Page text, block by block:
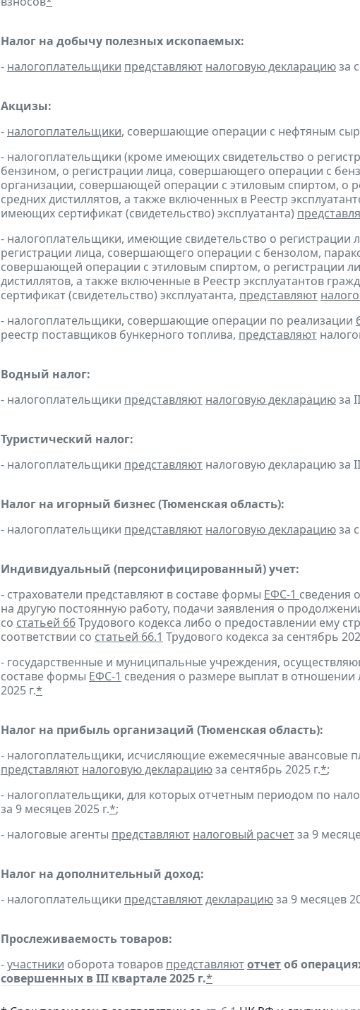
Налог на добычу полезных ископаемых:
- налогоплательщики представляют налоговую декларациюза
Акцизы:
- налогоплательщики, совершающие операции с нефтяным
- налогоплательщики (кроме имеющих свидетельство о
бензином, о регистрации лица, совершающего операции с
организации, совершающей операции с этиловым спиртом, о
средних дистиллятов, а также включенных в Реестр
имеющих сертификат (свидетельство) эксплуатанта)
- налогоплательщики, имеющие свидетельство о
регистрации лица, совершающего операции с бензолом,
совершающей операции с этиловым спиртом, о регистрации
дистиллятов, а также включенные в Реестр эксплуатантов
сертификат (свидетельство) эксплуатанта, представляют
- налогоплательщики, совершающие операции по реализации
реестр поставщиков бункерного топлива, представляют
Водный налог:
- налогоплательщики представляют налоговую декларациюза
Туристический налог:
- налогоплательщики представляют налоговую декларацию за
Налог на игорный бизнес (Тюменская область):
- налогоплательщики представляют налоговую декларациюза
Индивидуальный (персонифицированный) учет:
- страхователи представляют в составе формы ЕФС-1 сведения
на другую постоянную работу, подачи заявления о
со статьей 66Трудового кодекса либо о предоставлении ему
соответствии со статьей 66.1 Трудового кодекса за сентябрь
- государственные и муниципальные учреждения,
составе формы ЕФС-1 сведения о размере выплат в
2025 г.*
Налог на прибыль организаций (Тюменская область):
- налогоплательщики, исчисляющие ежемесячные авансовые
представляют налоговую декларациюза сентябрь 2025 г.*;
- налогоплательщики, для которых отчетным периодом по
за 9 месяцев 2025 г.*;
- налоговые агенты представляют налоговый расчетза 9
Налог на дополнительный доход:
- налогоплательщики представляютдекларациюза 9 месяцев
Прослеживаемость товаров:
-участники оборота товаров представляютотчетоб
совершенных в III квартале 2025 г.*